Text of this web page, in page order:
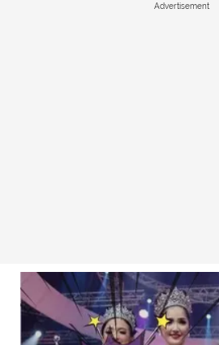
Advertisement